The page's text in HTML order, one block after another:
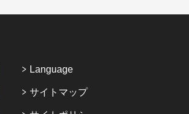
Language
サイトマップ